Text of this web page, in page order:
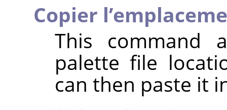
Copier
This command
palette file
can then paste it